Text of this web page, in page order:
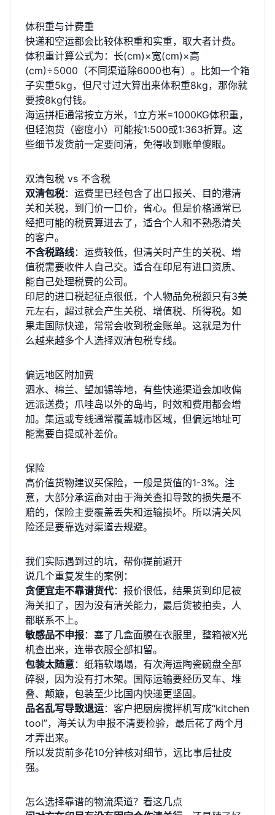
体积重与计费重
快递和空运都会比较体积重和实重，取大者计费。
体积重计算公式为：长(cm)×宽(cm)×高
(cm)÷5000（不同渠道除6000也有）。比如一个箱
子实重5kg，但尺寸过大算出来体积重8kg，那你就
要按8kg付钱。
海运拼柜通常按立方米，1立方米=1000KG体积重，
但轻泡货（密度小）可能按1:500或1:363折算。这
些细节发货前一定要问清，免得收到账单傻眼。
双清包税 vs 不含税
双清包税：运费里已经包含了出口报关、目的港清
关和关税，到门价一口价，省心。但是价格通常已
经把可能的税费算进去了，适合个人和不熟悉清关
的客户。
不含税路线：运费较低，但清关时产生的关税、增
值税需要收件人自己交。适合在印尼有进口资质、
能自己处理税费的公司。
印尼的进口税起征点很低，个人物品免税额只有3美
元左右，超过就会产生关税、增值税、所得税。如
果走国际快递，常常会收到税金账单。这就是为什
么越来越多个人选择双清包税专线。
偏远地区附加费
泗水、棉兰、望加锡等地，有些快递渠道会加收偏
远派送费；爪哇岛以外的岛屿，时效和费用都会增
加。集运或专线通常覆盖城市区域，但偏远地址可
能需要自提或补差价。
保险
高价值货物建议买保险，一般是货值的1-3%。注
意，大部分承运商对由于海关查扣导致的损失是不
赔的，保险主要覆盖丢失和运输损坏。所以清关风
险还是要靠选对渠道去规避。
我们实际遇到过的坑，帮你提前避开
说几个重复发生的案例：
贪便宜走不靠谱货代：报价很低，结果货到印尼被
海关扣了，因为没有清关能力，最后货被拍卖，人
都联系不上。
敏感品不申报：塞了几盒面膜在衣服里，整箱被X光
机查出来，连带衣服全部扣留。
包装太随意：纸箱软塌塌，有次海运陶瓷碗盘全部
碎裂，因为没有打木架。国际运输要经历叉车、堆
叠、颠簸，包装至少比国内快递更坚固。
品名乱写导致退运：客户把厨房搅拌机写成“kitchen
tool”，海关认为申报不清要检验，最后花了两个月
才弄出来。
所以发货前多花10分钟核对细节，远比事后扯皮
强。
怎么选择靠谱的物流渠道？看这几点